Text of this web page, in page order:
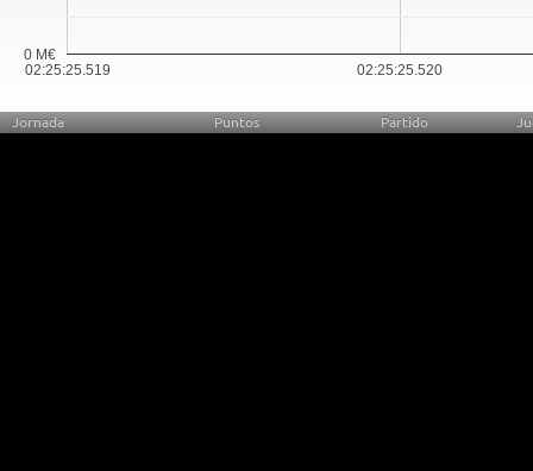
02:25:25.519 02:25:25.520
0 M€
Jornada Puntos Partido